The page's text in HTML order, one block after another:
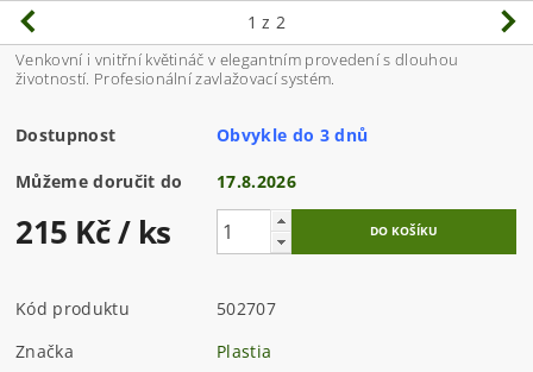
1 z 2
Venkovní i vnitřní květináč v elegantním provedení s dlouhou
životností. Profesionální zavlažovací systém.
Dostupnost Obvykle do 3 dnů
Můžeme doručit do 17.8.2026
215 Kč/ ks
Kód produktu
502707
Značka
Plastia